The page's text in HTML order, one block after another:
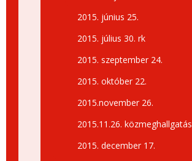
2015. június 25.
2015. július 30. rk
2015. szeptember 24.
2015. október 22.
2015.november 26.
2015.11.26. közmeghallgatás
2015. december 17.